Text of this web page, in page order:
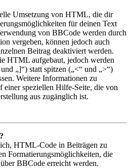
Umsetzung von HTML, die dir
für deinen Text
von BBCode werden durch
vergeben, können jedoch auch
Beitrag deaktiviert werden.
HTML aufgebaut, jedoch werden
„]“) statt spitzen („<“ und „>“)
Weitere Informationen zu
einer speziellen Hilfe-Seite, die von
aus zugänglich ist.
HTML-Code in Beiträgen zu
Formatierungsmöglichkeiten, die
BBCode erreicht werden.